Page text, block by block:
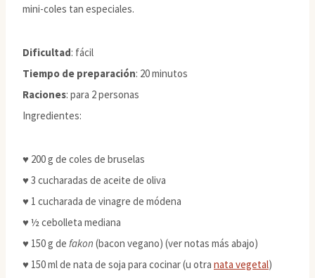
mini-coles tan especiales.
Dificultad: fácil
Tiempo de preparación: 20 minutos
Raciones: para 2 personas
Ingredientes:
♥ 200 g de coles de bruselas
♥ 3 cucharadas de aceite de oliva
♥ 1 cucharada de vinagre de módena
♥ ½ cebolleta mediana
♥ 150 g de fakon (bacon vegano) (ver notas más abajo)
♥ 150 ml de nata de soja para cocinar (u otra nata vegetal)